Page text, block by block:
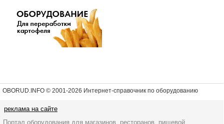
OBORUD.INFO © 2001-2026 Интернет-справочник по оборудованию
реклама на сайте
Портал оборудования для магазинов, ресторанов, пищевой